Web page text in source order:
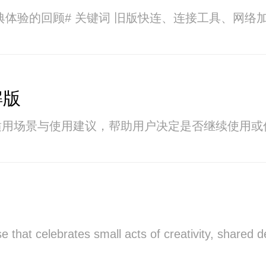
验的回顾# 关键词 旧版快连、连接工具、网
场景与使用建议，帮助用户决定是否继续使用
that celebrates small acts of creativity,